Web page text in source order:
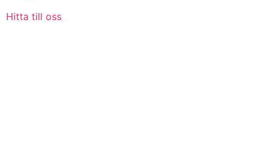
Hitta till oss